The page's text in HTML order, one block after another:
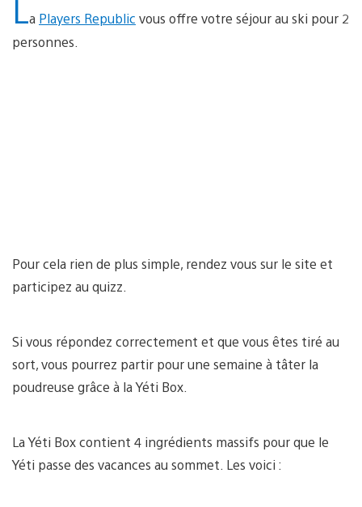
La Players Republic vous offre votre séjour au ski pour 2
personnes.
Pour cela rien de plus simple, rendez vous sur le site et
participez au quizz.
Si vous répondez correctement et que vous êtes tiré au
sort, vous pourrez partir pour une semaine à tâter la
poudreuse grâce à la Yéti Box.
La Yéti Box contient 4 ingrédients massifs pour que le
Yéti passe des vacances au sommet. Les voici :